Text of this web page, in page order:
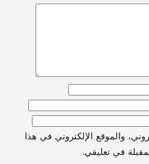
والموقع الإلكتروني في هذا
في تعليقي.